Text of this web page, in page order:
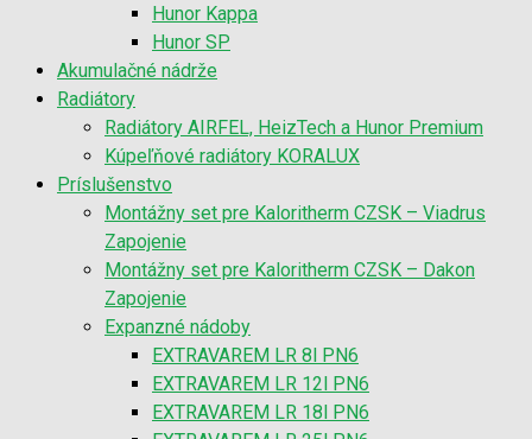
Hunor Kappa
Hunor SP
Akumulačné nádrže
Radiátory
Radiátory AIRFEL, HeizTech a Hunor Premium
Kúpeľňové radiátory KORALUX
Príslušenstvo
Montážny set pre Kaloritherm CZSK – Viadrus
Zapojenie
Montážny set pre Kaloritherm CZSK – Dakon
Zapojenie
Expanzné nádoby
EXTRAVAREM LR 8l PN6
EXTRAVAREM LR 12l PN6
EXTRAVAREM LR 18l PN6